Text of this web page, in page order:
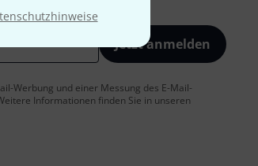
Jetzt anmelden
Werbung und einer Messung des E-Mail-
Informationen finden Sie in unseren